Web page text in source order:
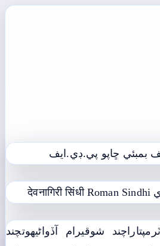
بمبئي ڇاپو پي.ڊي.ايف
देवनागिरी सिंधी Roman Sindhi
تاراچند شوقيرام آڏواڻيھوتچند